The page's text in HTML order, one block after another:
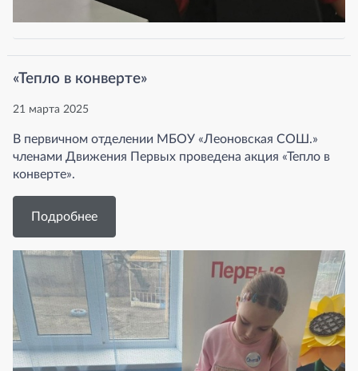
«Тепло в конверте»
21 марта 2025
В первичном отделении МБОУ «Леоновская СОШ.»
членами Движения Первых проведена акция «Тепло в
конверте».
Подробнее